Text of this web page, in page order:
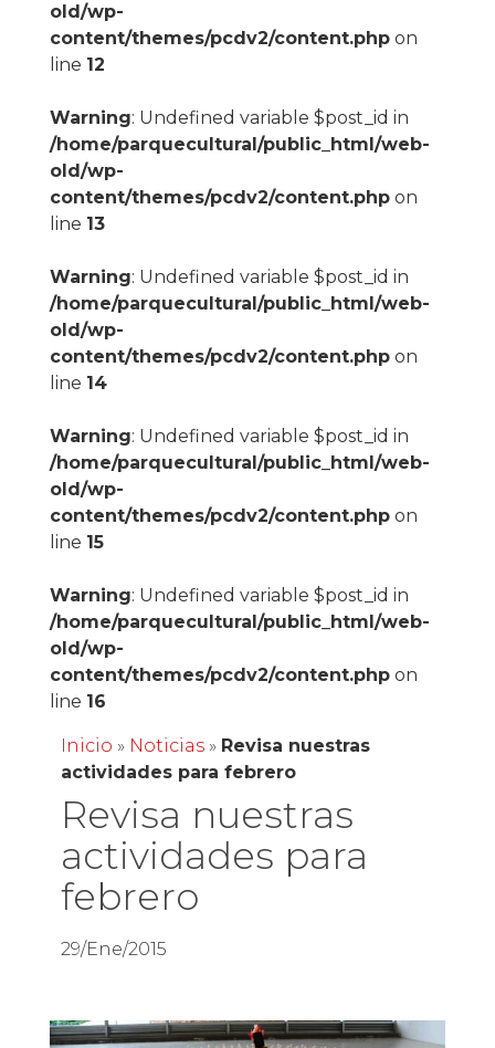
old/wp-
content/themes/pcdv2/content.phpon
line 12
Warning: Undefined variable $post_id in
/home/parquecultural/public_html/web-
old/wp-
content/themes/pcdv2/content.phpon
line 13
Warning: Undefined variable $post_id in
/home/parquecultural/public_html/web-
old/wp-
content/themes/pcdv2/content.phpon
line 14
Warning: Undefined variable $post_id in
/home/parquecultural/public_html/web-
old/wp-
content/themes/pcdv2/content.phpon
line 15
Warning: Undefined variable $post_id in
/home/parquecultural/public_html/web-
old/wp-
content/themes/pcdv2/content.phpon
line 16
Inicio » Noticias» Revisa nuestras
actividades para febrero
Revisa nuestras
actividades para
febrero
29/Ene/2015